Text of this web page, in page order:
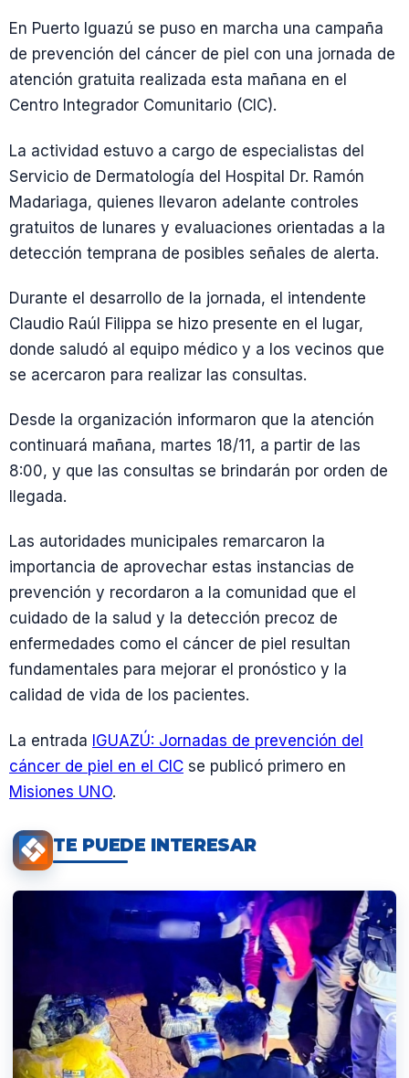
En Puerto Iguazú se puso en marcha una campaña
de prevención del cáncer de piel con una jornada de
atención gratuita realizada esta mañana en el
Centro Integrador Comunitario (CIC).
La actividad estuvo a cargo de especialistas del
Servicio de Dermatología del Hospital Dr. Ramón
Madariaga, quienes llevaron adelante controles
gratuitos de lunares y evaluaciones orientadas a la
detección temprana de posibles señales de alerta.
Durante el desarrollo de la jornada, el intendente
Claudio Raúl Filippa se hizo presente en el lugar,
donde saludó al equipo médico y a los vecinos que
se acercaron para realizar las consultas.
Desde la organización informaron que la atención
continuará mañana, martes 18/11, a partir de las
8:00, y que las consultas se brindarán por orden de
llegada.
Las autoridades municipales remarcaron la
importancia de aprovechar estas instancias de
prevención y recordaron a la comunidad que el
cuidado de la salud y la detección precoz de
enfermedades como el cáncer de piel resultan
fundamentales para mejorar el pronóstico y la
calidad de vida de los pacientes.
La entrada IGUAZÚ: Jornadas de prevención del
cáncer de piel en el CIC se publicó primero en
Misiones UNO.
TE PUEDE INTERESAR